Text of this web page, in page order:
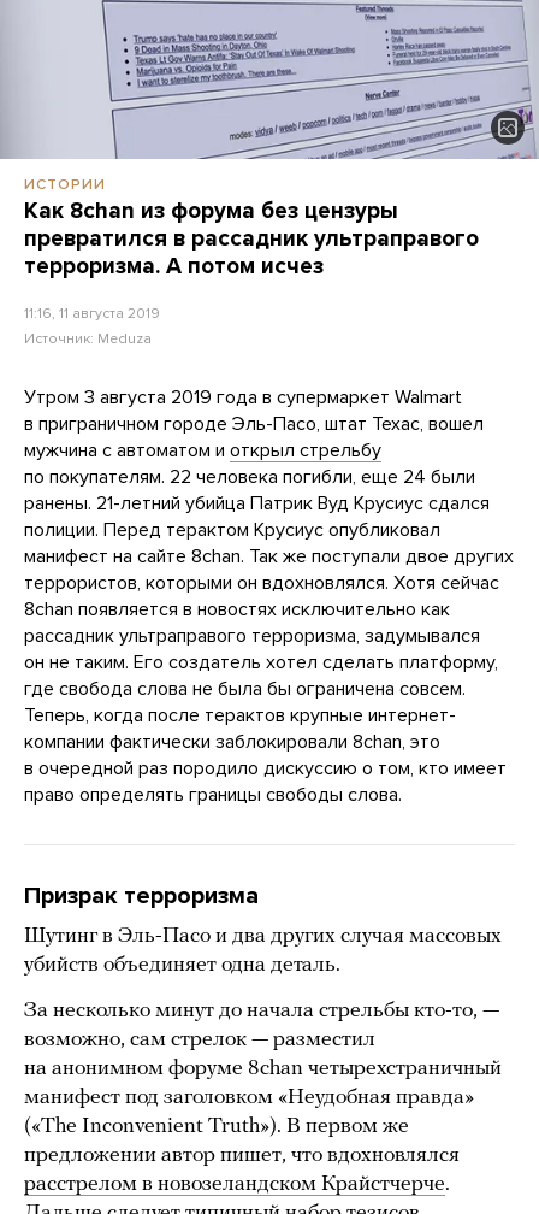
ИСТОРИИ
Как 8chan из форума без цензуры
превратился в рассадник ультраправого
терроризма. А потом исчез
11:16, 11 августа 2019
Источник: Meduza
Утром 3 августа 2019 года в супермаркет Walmart
в приграничном городе Эль-Пасо, штат Техас, вошел
мужчина с автоматом и открыл стрельбу
по покупателям. 22 человека погибли, еще 24 были
ранены. 21-летний убийца Патрик Вуд Крусиус сдался
полиции. Перед терактом Крусиус опубликовал
манифест на сайте 8chan. Так же поступали двое других
террористов, которыми он вдохновлялся. Хотя сейчас
8chan появляется в новостях исключительно как
рассадник ультраправого терроризма, задумывался
он не таким. Его создатель хотел сделать платформу,
где свобода слова не была бы ограничена совсем.
Теперь, когда после терактов крупные интернет-
компании фактически заблокировали 8chan, это
в очередной раз породило дискуссию о том, кто имеет
право определять границы свободы слова.
Призрак терроризма
Шутинг в Эль-Пасо и два других случая массовых
убийств объединяет одна деталь.
За несколько минут до начала стрельбы кто-то, —
возможно, сам стрелок — разместил
на анонимном форуме 8chan четырехстраничный
манифест под заголовком «Неудобная правда»
(«The Inconvenient Truth»). В первом же
предложении автор пишет, что вдохновлялся
расстрелом в новозеландском Крайстчерче.